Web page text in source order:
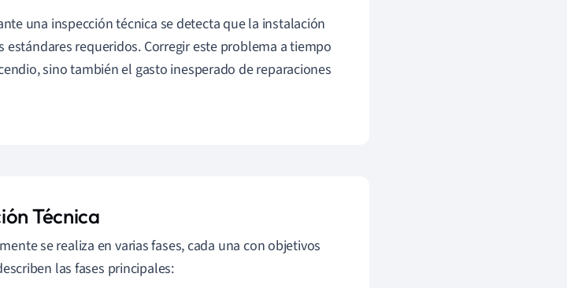
una inspección técnica se detecta que la instalación
requeridos. Corregir este problema a tiempo
sino también el gasto inesperado de reparaciones
Técnica
se realiza en varias fases, cada una con objetivos
las fases principales: